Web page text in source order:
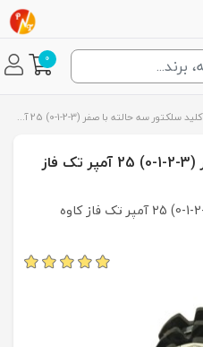
0
کلید سلکتور سه حالته با صفر (3-2-1-0) 25 آمپر تک فاز (KAVEH)
کلید سلکتور سه حالته با صفر (3-2-1-0) 25 آمپر تک فاز
کلید سلکتور سه حالته با صفر (3-2-1-0) 25 آمپر تک فاز کاوه